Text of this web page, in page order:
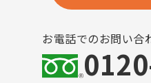
お電話でのお問い合